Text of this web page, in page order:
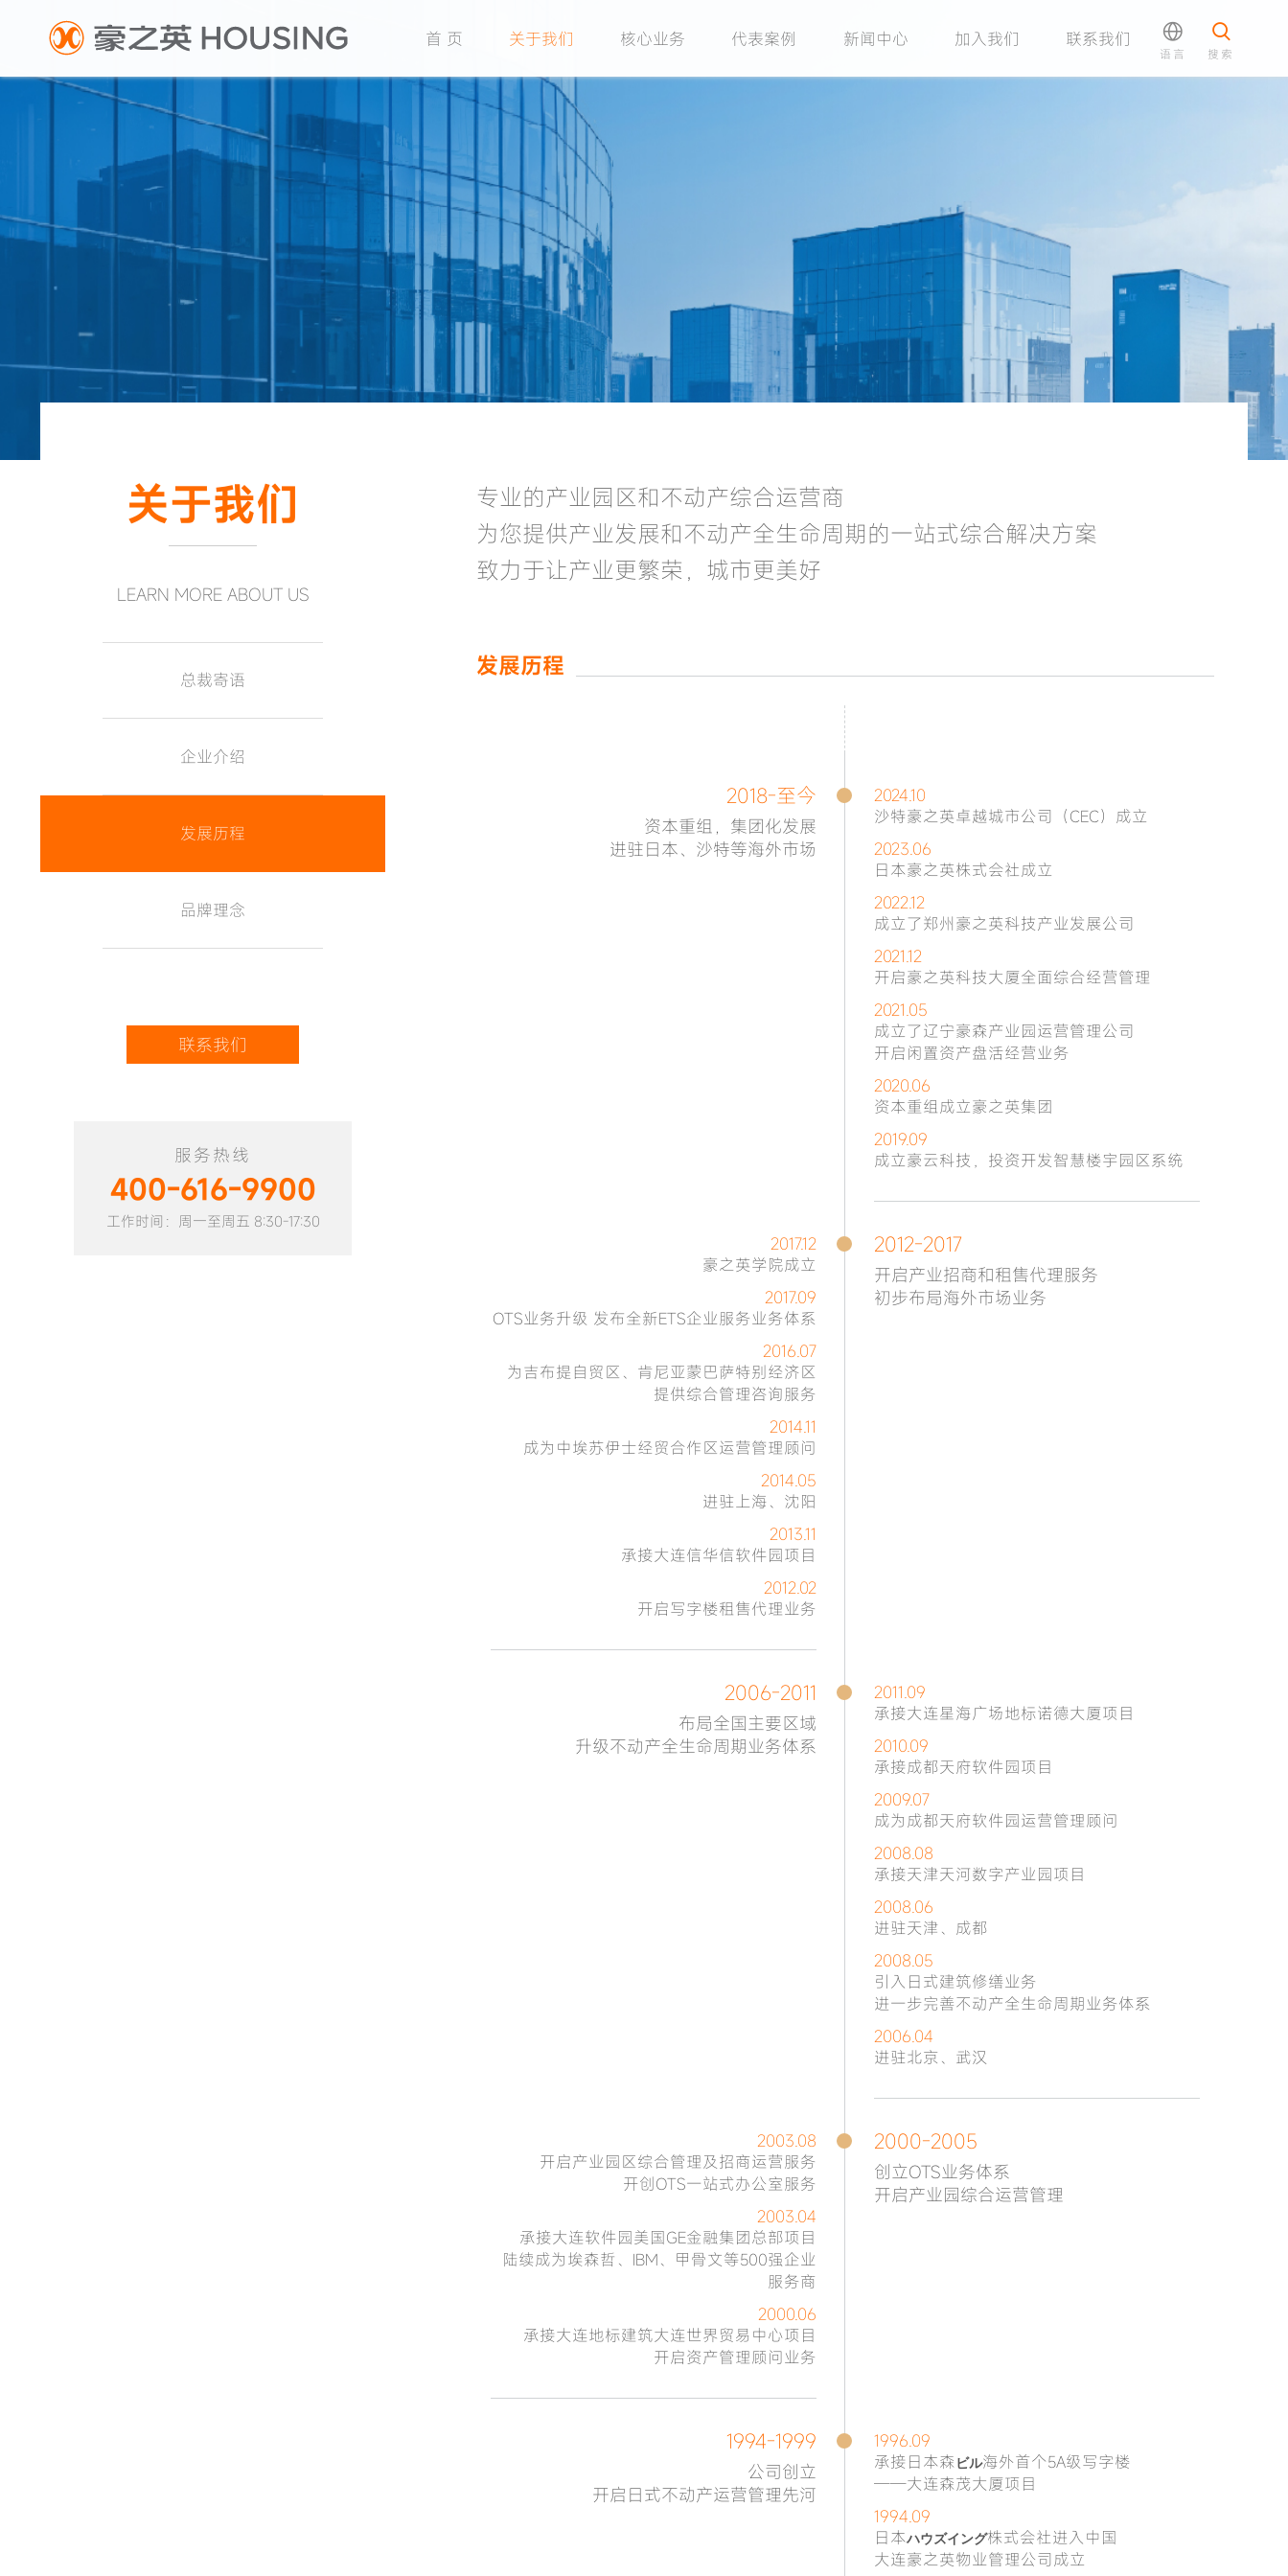
语言 搜索
首 页 关于我们 核心业务 代表案例 新闻中心 加入我们 联系我们
中文
英文
日语
关于我们
LEARN MORE ABOUT US
总裁寄语
企业介绍
发展历程
品牌理念
联系我们
服务热线
400-616-9900
工作时间：周一至周五 8:30-17:30
专业的产业园区和不动产综合运营商
为您提供产业发展和不动产全生命周期的一站式综合解决方案
致力于让产业更繁荣，城市更美好
发展历程
2018-至今
资本重组，集团化发展
进驻日本、沙特等海外市场
2024.10
沙特豪之英卓越城市公司（CEC）成立
2023.06
日本豪之英株式会社成立
2022.12
成立了郑州豪之英科技产业发展公司
2021.12
开启豪之英科技大厦全面综合经营管理
2021.05
成立了辽宁豪森产业园运营管理公司
开启闲置资产盘活经营业务
2020.06
资本重组成立豪之英集团
2019.09
成立豪云科技，投资开发智慧楼宇园区系统
2017.12
豪之英学院成立
2017.09
OTS业务升级 发布全新ETS企业服务业务体系
2016.07
为吉布提自贸区、肯尼亚蒙巴萨特别经济区
提供综合管理咨询服务
2014.11
成为中埃苏伊士经贸合作区运营管理顾问
2014.05
进驻上海、沈阳
2013.11
承接大连信华信软件园项目
2012.02
开启写字楼租售代理业务
2012-2017
开启产业招商和租售代理服务
初步布局海外市场业务
2006-2011
布局全国主要区域
升级不动产全生命周期业务体系
2011.09
承接大连星海广场地标诺德大厦项目
2010.09
承接成都天府软件园项目
2009.07
成为成都天府软件园运营管理顾问
2008.08
承接天津天河数字产业园项目
2008.06
进驻天津、成都
2008.05
引入日式建筑修缮业务
进一步完善不动产全生命周期业务体系
2006.04
进驻北京、武汉
2003.08
开启产业园区综合管理及招商运营服务
开创OTS一站式办公室服务
2003.04
承接大连软件园美国GE金融集团总部项目
陆续成为埃森哲、IBM、甲骨文等500强企业
服务商
2000.06
承接大连地标建筑大连世界贸易中心项目
开启资产管理顾问业务
2000-2005
创立OTS业务体系
开启产业园综合运营管理
1994-1999
公司创立
开启日式不动产运营管理先河
1996.09
承接日本森ビル海外首个5A级写字楼
——大连森茂大厦项目
1994.09
日本ハウズイング株式会社进入中国
大连豪之英物业管理公司成立